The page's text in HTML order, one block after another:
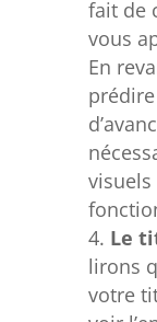
fait de
vous
En
Le
lirons
votre